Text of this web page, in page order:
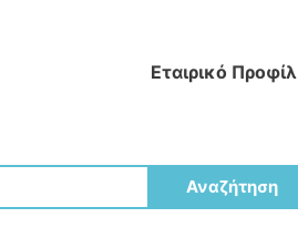
Εταιρικό Προφίλ
Αναζήτηση